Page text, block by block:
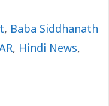
, Baba Siddhanath
, Hindi News,